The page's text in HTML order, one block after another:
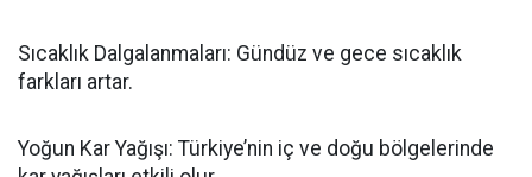
Sıcaklık Dalgalanmaları: Gündüz ve gece sıcaklık
farkları artar.
Yoğun Kar Yağışı: Türkiye’nin iç ve doğu bölgelerinde